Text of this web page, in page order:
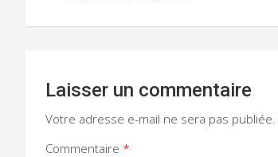
l’article
Laisser un commentaire
Votre adresse e-mail ne sera pas publiée.
Commentaire *